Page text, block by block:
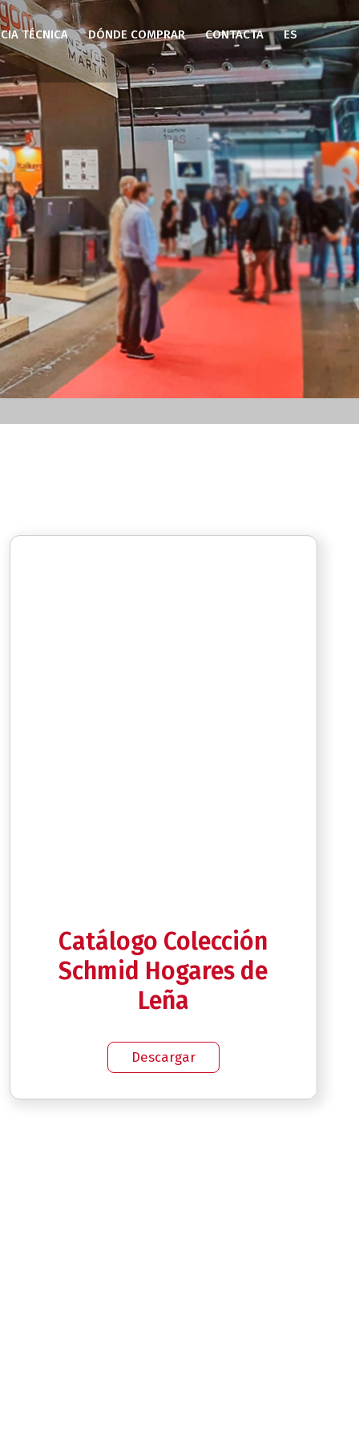
TÉCNICA DÓNDE COMPRAR CONTACTA ES
Catálogo Colección
Schmid Hogares de
Leña
Descargar